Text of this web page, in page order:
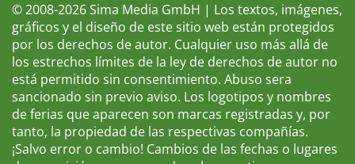
© 2008-2026 Sima Media GmbH | Los textos, imágenes,
gráficos y el diseño de este sitio web están protegidos
por los derechos de autor. Cualquier uso más allá de
los estrechos límites de la ley de derechos de autor no
está permitido sin consentimiento. Abuso sera
sancionado sin previo aviso. Los logotipos y nombres
de ferias que aparecen son marcas registradas y, por
tanto, la propiedad de las respectivas compañías.
¡Salvo error o cambio! Cambios de las fechas o lugares